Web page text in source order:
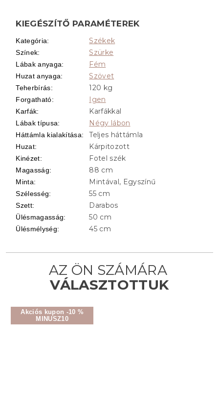
Akciós kupon -10 %
MINUSZ10
KIEGÉSZÍTŐ PARAMÉTEREK
Kategória: Székek
Színek: Szürke
Lábak anyaga: Fém
Huzat anyaga: Szövet
Teherbírás: 120 kg
Forgatható: Igen
Karfák: Karfákkal
Lábak típusa: Négy lábon
Háttámla kialakítása: Teljes háttámla
Huzat: Kárpitozott
Kinézet: Fotel szék
Magasság: 88 cm
Minta: Mintával, Egyszínű
Szélesség: 55 cm
Szett: Darabos
Ülésmagasság: 50 cm
Ülésmélység: 45 cm